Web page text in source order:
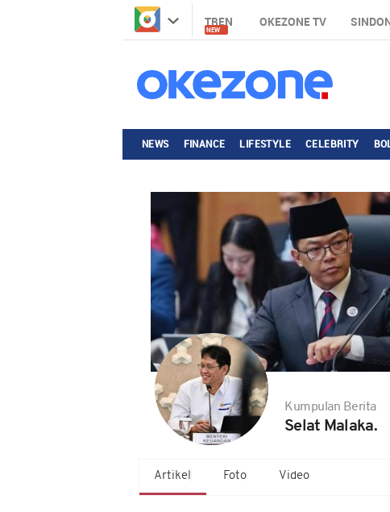
TREN
NEW
OKEZONE TV
NEWS FINANCE LIFESTYLE CELEBRITY
Kumpulan Berita
Selat Malaka.
Artikel Foto Video